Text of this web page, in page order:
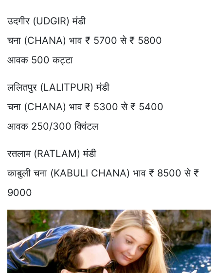
उदगीर (UDGIR) मंडी
चना (CHANA) भाव ₹ 5700 से ₹ 5800
आवक 500 कट्टा
ललितपुर (LALITPUR) मंडी
चना (CHANA) भाव ₹ 5300 से ₹ 5400
आवक 250/300 क्विंटल
रतलाम (RATLAM) मंडी
काबुली चना (KABULI CHANA) भाव ₹ 8500 से ₹
9000